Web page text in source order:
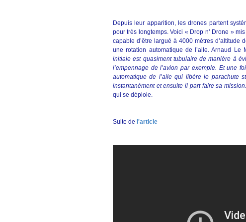
Depuis leur apparition, les drones partent
pour très longtemps. Voici « Drop n’ Drone »
capable d’être largué à 4000 mètres
une rotation automatique de l’aile. Arnaud Le
initiale est quasiment tubulaire de manière à
l’empennage de l’avion par exemple. Et une
automatique de l’aile qui libère le parachute
instantanément et ensuite il part faire sa
qui se déploie.
Suite de l'article